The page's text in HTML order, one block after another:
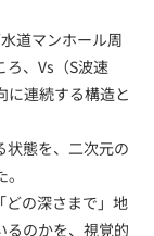
道マンホール周
、Vs（S波速
に連続する構造と
状態を、二次元の
どの深さまで」地
るのかを、視覚的